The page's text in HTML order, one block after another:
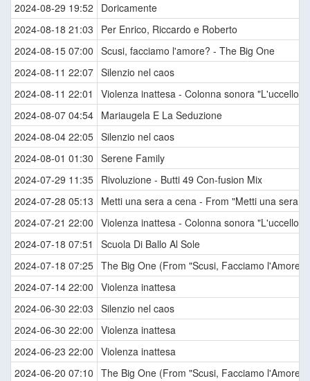
2024-08-29 19:52
Doricamente
2024-08-18 21:03
Per Enrico, Riccardo e Roberto
2024-08-15 07:00 Scusi, facciamo l'amore? - The Big One
2024-08-11 22:07 Silenzio nel caos
2024-08-11 22:01
Violenza inattesa - Colonna sonora "L'uccello
2024-08-07 04:54 Mariaugela E La Seduzione
2024-08-04 22:05 Silenzio nel caos
2024-08-01 01:30 Serene Family
2024-07-29 11:35 Rivoluzione - Butti 49 Con-fusion Mix
2024-07-28 05:13
Metti una sera a cena - From "Metti una sera a
2024-07-21 22:00 Violenza inattesa - Colonna sonora "L'uccello
2024-07-18 07:51
Scuola Di Ballo Al Sole
2024-07-18 07:25 The Big One (From "Scusi, Facciamo
2024-07-14 22:00 Violenza inattesa
2024-06-30 22:03 Silenzio nel caos
2024-06-30 22:00 Violenza inattesa
2024-06-23 22:00 Violenza inattesa
2024-06-20 07:10 The Big One (From "Scusi, Facciamo